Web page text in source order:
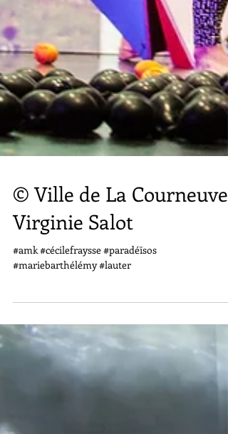
© Ville de La Courneuve /
Virginie Salot
#amk #cécilefraysse #paradéïsos